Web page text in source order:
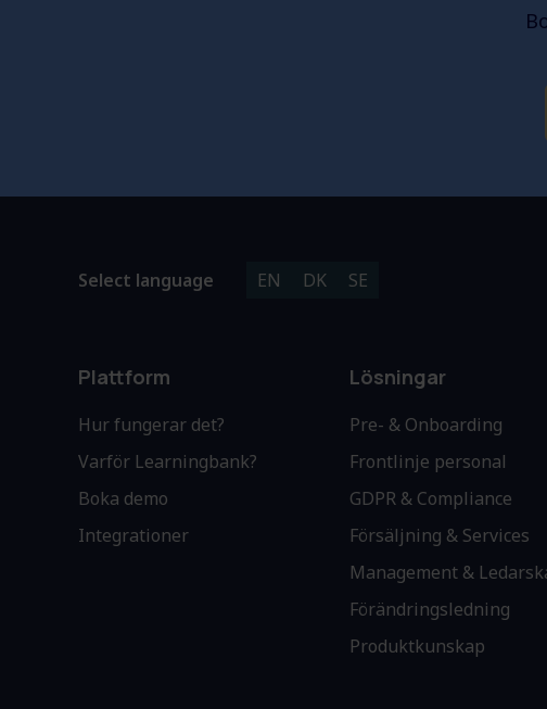
Select language EN DK SE
Plattform
Hur fungerar det?
Varför Learningbank?
Boka demo
Integrationer
Lösningar
Pre- & Onboarding
Frontlinje personal
GDPR & Compliance
Försäljning & Services
Management &
Förändringsledning
Produktkunskap